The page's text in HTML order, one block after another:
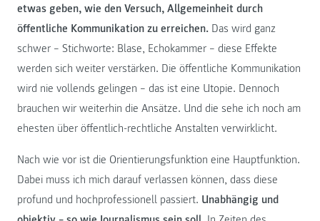
etwas geben, wie den Versuch, Allgemeinheit durch
öffentliche Kommunikation zu erreichen. Das wird ganz
schwer – Stichworte: Blase, Echokammer – diese Effekte
werden sich weiter verstärken. Die öffentliche Kommunikation
wird nie vollends gelingen – das ist eine Utopie. Dennoch
brauchen wir weiterhin die Ansätze. Und die sehe ich noch am
ehesten über öffentlich-rechtliche Anstalten verwirklicht.
Nach wie vor ist die Orientierungsfunktion eine Hauptfunktion.
Dabei muss ich mich darauf verlassen können, dass diese
profund und hochprofessionell passiert. Unabhängig und